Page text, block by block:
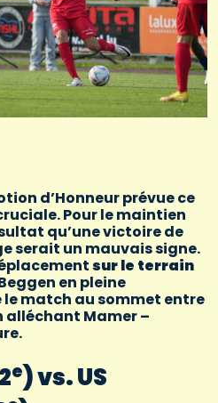
d’Honneur prévue ce
Pour le maintien
qu’une victoire de
serait un mauvais signe.
sur le terrain
en pleine
match au sommet entre
alléchant Mamer –
e) vs. US